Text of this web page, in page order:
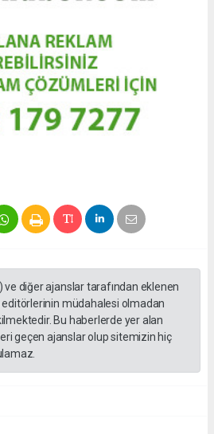
ve diğer ajanslar tarafından eklenen
müdahalesi olmadan
Bu haberlerde yer alan
geçen ajanslar olup sitemizin hiç